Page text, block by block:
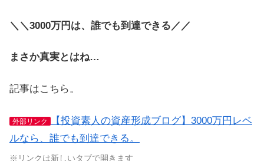
＼＼3000万円は、誰でも到達できる／／
まさか真実とはね…
記事はこちら。
外部リンク
【投資素人の資産形成ブログ】3000万円レベ
ルなら、誰でも到達できる。
※リンクは新しいタブで開きます